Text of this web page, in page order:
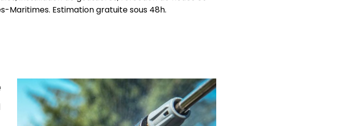
Maritimes. Estimation gratuite sous 48h.